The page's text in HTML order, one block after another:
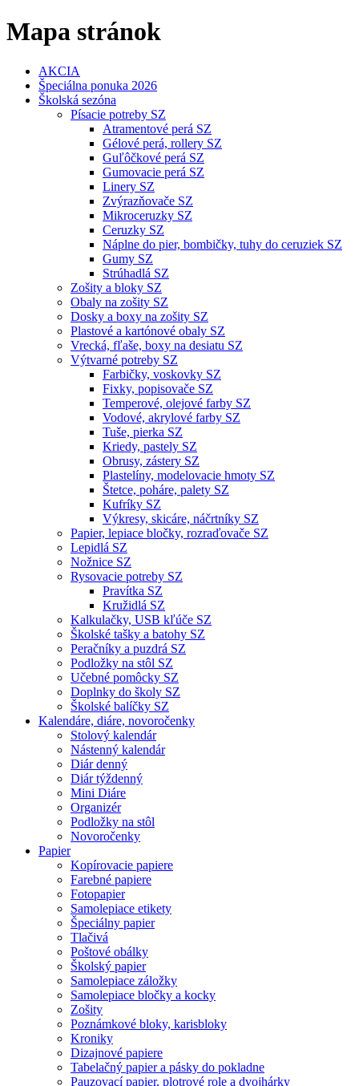
Mapa stránok
AKCIA
Špeciálna ponuka 2026
Školská sezóna
Písacie potreby SZ
Atramentové perá SZ
Gélové perá, rollery SZ
Guľôčkové perá SZ
Gumovacie perá SZ
Linery SZ
Zvýrazňovače SZ
Mikroceruzky SZ
Ceruzky SZ
Náplne do pier, bombičky, tuhy do ceruziek SZ
Gumy SZ
Strúhadlá SZ
Zošity a bloky SZ
Obaly na zošity SZ
Dosky a boxy na zošity SZ
Plastové a kartónové obaly SZ
Vrecká, fľaše, boxy na desiatu SZ
Výtvarné potreby SZ
Farbičky, voskovky SZ
Fixky, popisovače SZ
Temperové, olejové farby SZ
Vodové, akrylové farby SZ
Tuše, pierka SZ
Kriedy, pastely SZ
Obrusy, zástery SZ
Plastelíny, modelovacie hmoty SZ
Štetce, poháre, palety SZ
Kufríky SZ
Výkresy, skicáre, náčrtníky SZ
Papier, lepiace bločky, rozraďovače SZ
Lepidlá SZ
Nožnice SZ
Rysovacie potreby SZ
Pravítka SZ
Kružidlá SZ
Kalkulačky, USB kľúče SZ
Školské tašky a batohy SZ
Peračníky a puzdrá SZ
Podložky na stôl SZ
Učebné pomôcky SZ
Doplnky do školy SZ
Školské balíčky SZ
Kalendáre, diáre, novoročenky
Stolový kalendár
Nástenný kalendár
Diár denný
Diár týždenný
Mini Diáre
Organizér
Podložky na stôl
Novoročenky
Papier
Kopírovacie papiere
Farebné papiere
Fotopapier
Samolepiace etikety
Špeciálny papier
Tlačivá
Poštové obálky
Školský papier
Samolepiace záložky
Samolepiace bločky a kocky
Zošity
Poznámkové bloky, karisbloky
Kroniky
Dizajnové papiere
Tabelačný papier a pásky do pokladne
Pauzovací papier, plotrové role a dvojhárky